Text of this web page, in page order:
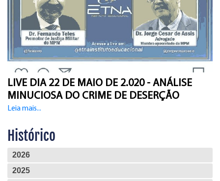
LIVE DIA 22 DE MAIO DE 2.020 - ANÁLISE
MINUCIOSA DO CRIME DE DESERÇÃO
Leia mais...
Histórico
2026
2025